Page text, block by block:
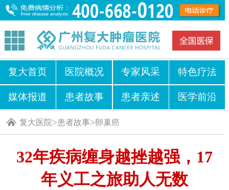
复大首页 医院概况 专家风采 特色疗法
媒体报道 患者故事 患者亲述 医学前沿
复大医院>患者故事>卵巢癌
32年疾病缠身越挫越强，17
年义工之旅助人无数